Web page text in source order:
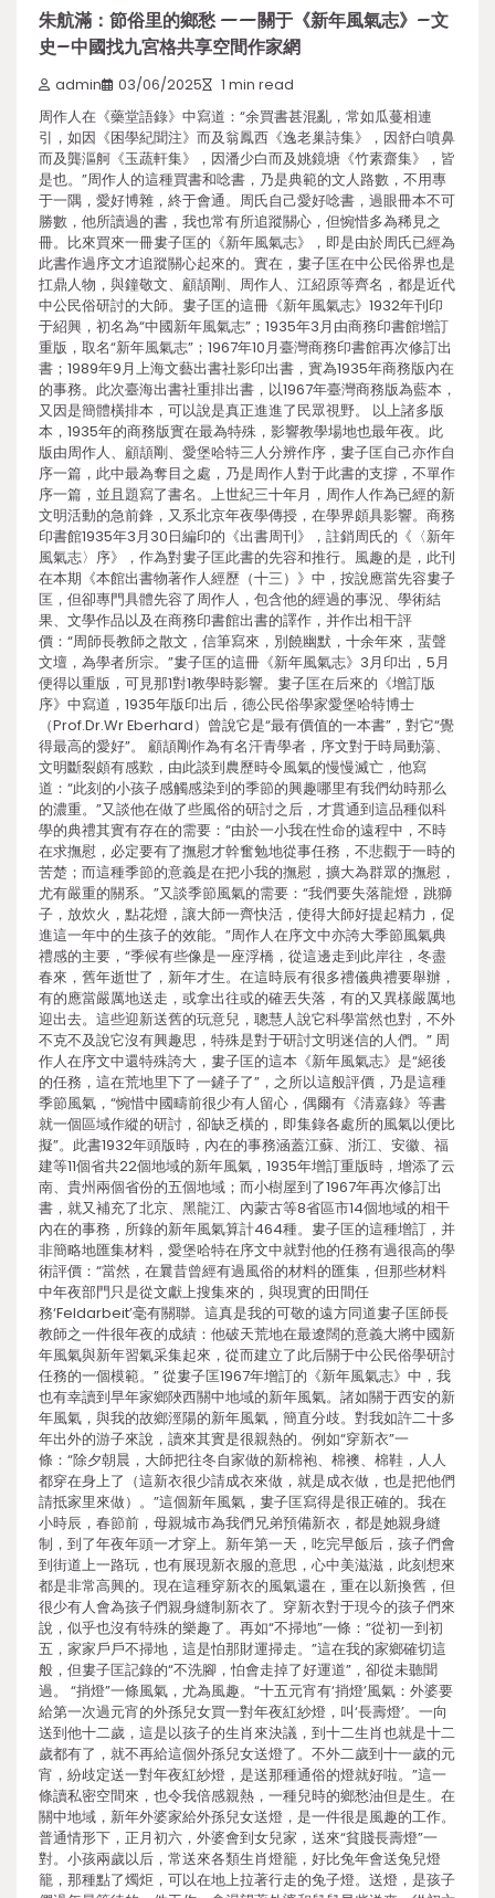
朱航滿：節俗里的鄉愁 ——關于《新年風氣志》–文
史–中國找九宮格共享空間作家網
admin 03/06/2025 1 min read
周作人在《藥堂語錄》中寫道：“余買書甚混亂，常如瓜蔓相連
引，如因《困學紀聞注》而及翁鳳西《逸老巢詩集》，因舒白噴鼻
而及龔漚舸《玉蔬軒集》，因潘少白而及姚鏡塘《竹素齋集》，皆
是也。”周作人的這種買書和唸書，乃是典範的文人路數，不用專
于一隅，愛好博雜，終于會通。周氏自己愛好唸書，過眼冊本不可
勝數，他所讀過的書，我也常有所追蹤關心，但惋惜多為稀見之
冊。比來買來一冊婁子匡的《新年風氣志》，即是由於周氏已經為
此書作過序文才追蹤關心起來的。實在，婁子匡在中公民俗界也是
扛鼎人物，與鐘敬文、顧頡剛、周作人、江紹原等齊名，都是近代
中公民俗研討的大師。婁子匡的這冊《新年風氣志》1932年刊印
于紹興，初名為“中國新年風氣志”；1935年3月由商務印書館增訂
重版，取名“新年風氣志”；1967年10月臺灣商務印書館再次修訂出
書；1989年9月上海文藝出書社影印出書，實為1935年商務版內在
的事務。此次臺海出書社重排出書，以1967年臺灣商務版為藍本，
又因是簡體橫排本，可以說是真正進進了民眾視野。 以上諸多版
本，1935年的商務版實在最為特殊，影響教學場地也最年夜。此
版由周作人、顧頡剛、愛堡哈特三人分辨作序，婁子匡自己亦作自
序一篇，此中最為奪目之處，乃是周作人對于此書的支撐，不單作
序一篇，並且題寫了書名。上世紀三十年月，周作人作為已經的新
文明活動的急前鋒，又系北京年夜學傳授，在學界頗具影響。商務
印書館1935年3月30日編印的《出書周刊》，註銷周氏的《〈新年
風氣志〉序》，作為對婁子匡此書的先容和推行。風趣的是，此刊
在本期《本館出書物著作人經歷（十三）》中，按說應當先容婁子
匡，但卻專門具體先容了周作人，包含他的經過的事況、學術結
果、文學作品以及在商務印書館出書的譯作，并作出相干評
價：“周師長教師之散文，信筆寫來，別饒幽默，十余年來，蜚聲
文壇，為學者所宗。”婁子匡的這冊《新年風氣志》3月印出，5月
便得以重版，可見那1對1教學時影響。婁子匡在后來的《增訂版
序》中寫道，1935年版印出后，德公民俗學家愛堡哈特博士
（Prof.Dr.Wr Eberhard）曾說它是“最有價值的一本書”，對它“覺
得最高的愛好”。 顧頡剛作為有名汗青學者，序文對于時局動蕩、
文明斷裂頗有感歎，由此談到農歷時令風氣的慢慢滅亡，他寫
道：“此刻的小孩子感觸感染到的季節的興趣哪里有我們幼時那么
的濃重。”又談他在做了些風俗的研討之后，才貫通到這品種似科
學的典禮其實有存在的需要：“由於一小我在性命的遠程中，不時
在求撫慰，必定要有了撫慰才幹奮勉地從事任務，不悲觀于一時的
苦楚；而這種季節的意義是在把小我的撫慰，擴大為群眾的撫慰，
尤有嚴重的關系。”又談季節風氣的需要：“我們要失落龍燈，跳獅
子，放炊火，點花燈，讓大師一齊快活，使得大師好提起精力，促
進這一年中的生孩子的效能。”周作人在序文中亦誇大季節風氣典
禮感的主要，“季候有些像是一座浮橋，從這邊走到此岸往，冬盡
春來，舊年逝世了，新年才生。在這時辰有很多禮儀典禮要舉辦，
有的應當嚴厲地送走，或拿出往或的確丟失落，有的又異樣嚴厲地
迎出去。這些迎新送舊的玩意兒，聰慧人說它科學當然也對，不外
不克不及說它沒有興趣思，特殊是對于研討文明迷信的人們。” 周
作人在序文中還特殊誇大，婁子匡的這本《新年風氣志》是“絕後
的任務，這在荒地里下了一鏟子了”，之所以這般評價，乃是這種
季節風氣，“惋惜中國疇前很少有人留心，偶爾有《清嘉錄》等書
就一個區域作縱的研討，卻缺乏橫的，即集錄各處所的風氣以便比
擬”。此書1932年頭版時，內在的事務涵蓋江蘇、浙江、安徽、福
建等11個省共22個地域的新年風氣，1935年增訂重版時，增添了云
南、貴州兩個省份的五個地域；而小樹屋到了1967年再次修訂出
書，就又補充了北京、黑龍江、內蒙古等8省區市14個地域的相干
內在的事務，所錄的新年風氣算計464種。婁子匡的這種增訂，并
非簡略地匯集材料，愛堡哈特在序文中就對他的任務有過很高的學
術評價：“當然，在曩昔曾經有過風俗的材料的匯集，但那些材料
中年夜部門只是從文獻上搜集來的，與現實的田間任
務‘Feldarbeit’毫有關聯。這真是我的可敬的遠方同道婁子匡師長
教師之一件很年夜的成績：他破天荒地在最遼闊的意義大將中國新
年風氣與新年習氣采集起來，從而建立了此后關于中公民俗學研討
任務的一個模範。” 從婁子匡1967年增訂的《新年風氣志》中，我
也有幸讀到早年家鄉陜西關中地域的新年風氣。諸如關于西安的新
年風氣，與我的故鄉涇陽的新年風氣，簡直分歧。對我如許二十多
年出外的游子來說，讀來其實是很親熱的。例如“穿新衣”一
條：“除夕朝晨，大師把往冬自家做的新棉袍、棉襖、棉鞋，人人
都穿在身上了（這新衣很少請成衣來做，就是成衣做，也是把他們
請抵家里來做）。”這個新年風氣，婁子匡寫得是很正確的。我在
小時辰，春節前，母親城市為我們兄弟預備新衣，都是她親身縫
制，到了年夜年頭一才穿上。新年第一天，吃完早飯后，孩子們會
到街道上一路玩，也有展現新衣服的意思，心中美滋滋，此刻想來
都是非常高興的。現在這種穿新衣的風氣還在，重在以新換舊，但
很少有人會為孩子們親身縫制新衣了。穿新衣對于現今的孩子們來
說，似乎也沒有特殊的樂趣了。再如“不掃地”一條：“從初一到初
五，家家戶戶不掃地，這是怕那財運掃走。”這在我的家鄉確切這
般，但婁子匡記錄的“不洗腳，怕會走掉了好運道”，卻從未聽聞
過。 “捎燈”一條風氣，尤為風趣。“十五元宵有‘捎燈’風氣：外婆要
給第一次過元宵的外孫兒女買一對年夜紅紗燈，叫‘長壽燈’。一向
送到他十二歲，這是以孩子的生肖來決議，到十二生肖也就是十二
歲都有了，就不再給這個外孫兒女送燈了。不外二歲到十一歲的元
宵，紛歧定送一對年夜紅紗燈，是送那種通俗的燈就好啦。”這一
條讀私密空間來，也令我倍感親熱，一種兒時的鄉愁油但是生。在
關中地域，新年外婆家給外孫兒女送燈，是一件很是風趣的工作。
普通情形下，正月初六，外婆會到女兒家，送來“貧賤長壽燈”一
對。小孩兩歲以后，常送來各類生肖燈籠，好比兔年會送兔兒燈
籠，那種點了燭炬，可以在地上拉著行走的兔子燈。送燈，是孩子